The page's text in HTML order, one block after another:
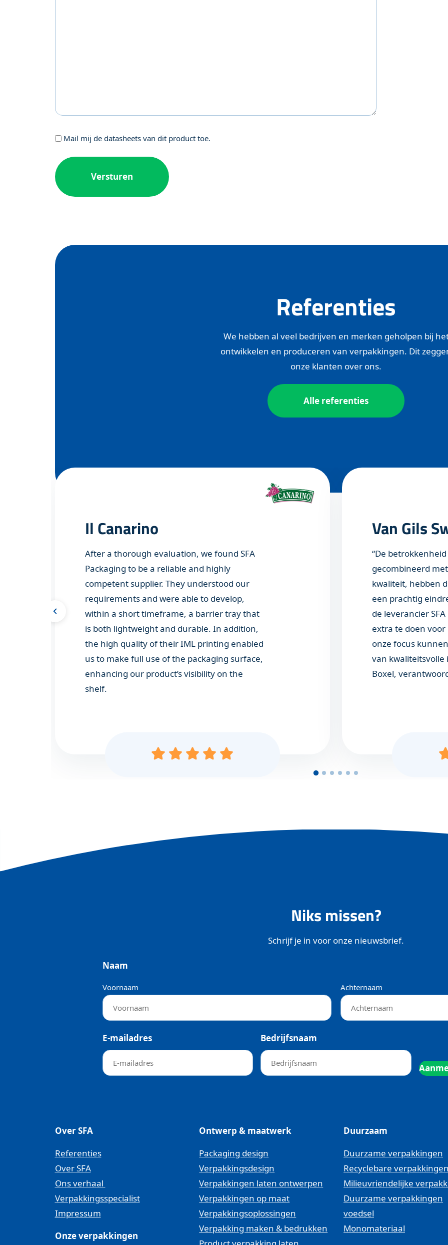
Geen
Mail mij de datasheets van dit product toe.
Referenties
We hebben al veel bedrijven en merken geholpen bij
ontwikkelen en produceren van verpakkingen. Dit
onze klanten over ons.
Alle referenties
Il Canarino
After a thorough evaluation, we found SFA
Packaging to be a reliable and highly
competent supplier. They understood our
requirements and were able to develop,
within a short timeframe, a barrier tray that
is both lightweight and durable. In addition,
the high quality of their IML printing enabled
us to make full use of the packaging surface,
enhancing our product’s visibility on the
shelf.
Van Gils
“De
gecombineerd
kwaliteit, hebben
een prachtig
de leverancier
extra te doen
onze focus
van kwaliteitsvolle
Boxel,
Niks missen?
Schrijf je in voor onze nieuwsbrief.
Naam
Voornaam Achternaam
E-mailadres Bedrijfsnaam
Over SFA
Referenties
Over SFA
Ons verhaal
Verpakkingsspecialist
Impressum
Onze verpakkingen
Ontwerp & maatwerk
Packaging design
Verpakkingsdesign
Verpakkingen laten ontwerpen
Verpakkingen op maat
Verpakkingsoplossingen
Verpakking maken & bedrukken
Duurzaam
Duurzame verpakkingen
Recyclebare
Milieuvriendelijke
Duurzame verpakkingen
voedsel
Monomateriaal